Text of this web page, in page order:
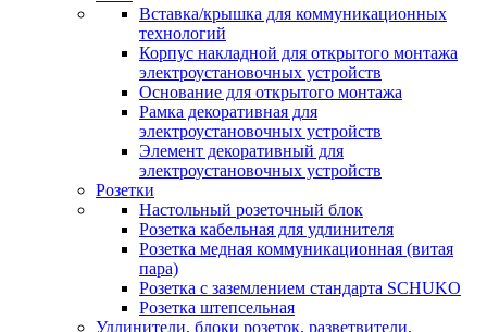
Вставка/крышка для коммуникационных
технологий
Корпус накладной для открытого монтажа
электроустановочных устройств
Основание для открытого монтажа
Рамка декоративная для
электроустановочных устройств
Элемент декоративный для
электроустановочных устройств
Розетки
Настольный розеточный блок
Розетка кабельная для удлинителя
Розетка медная коммуникационная (витая
пара)
Розетка с заземлением стандарта SCHUKO
Розетка штепсельная
Удлинители, блоки розеток, разветвители,